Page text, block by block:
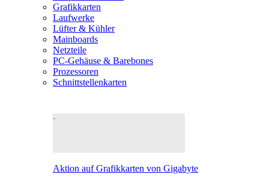
Grafikkarten
Laufwerke
Lüfter & Kühler
Mainboards
Netzteile
PC-Gehäuse & Barebones
Prozessoren
Schnittstellenkarten
Aktion auf Grafikkarten von Gigabyte